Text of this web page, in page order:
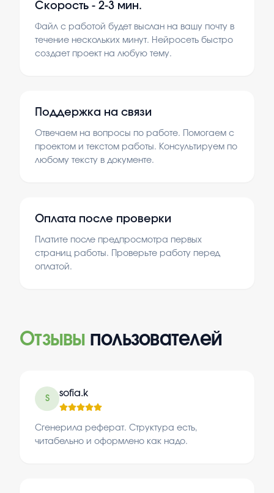
Скорость - 2-3 мин.
Файл с работой будет выслан на вашу почту в
течение нескольких минут. Нейросеть быстро
создает проект на любую тему.
Поддержка на связи
Отвечаем на вопросы по работе. Помогаем с
проектом и текстом работы. Консультируем по
любому тексту в документе.
Оплата после проверки
Платите после предпросмотра первых
страниц работы. Проверьте работу перед
оплатой.
Отзывы пользователей
S
sofia.k
Сгенерила реферат. Структура есть,
читабельно и оформлено как надо.